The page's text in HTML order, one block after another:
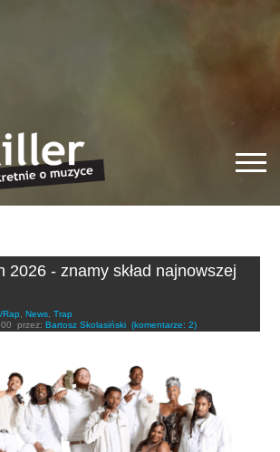
2026 - znamy skład najnowszej
Rap, News, Trap
przez: Bartosz Skolasiński (komentarze: 2)